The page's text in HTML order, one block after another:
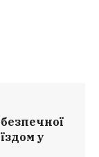
у